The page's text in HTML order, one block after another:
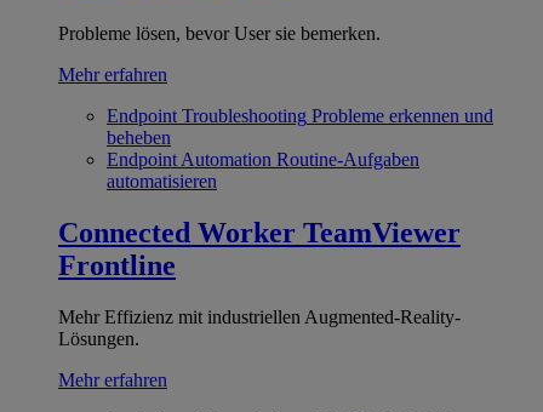
Probleme lösen, bevor User sie bemerken.
Mehr erfahren
Endpoint Troubleshooting Probleme erkennen und
beheben
Endpoint Automation Routine-Aufgaben
automatisieren
Connected Worker TeamViewer
Frontline
Mehr Effizienz mit industriellen Augmented-Reality-
Lösungen.
Mehr erfahren